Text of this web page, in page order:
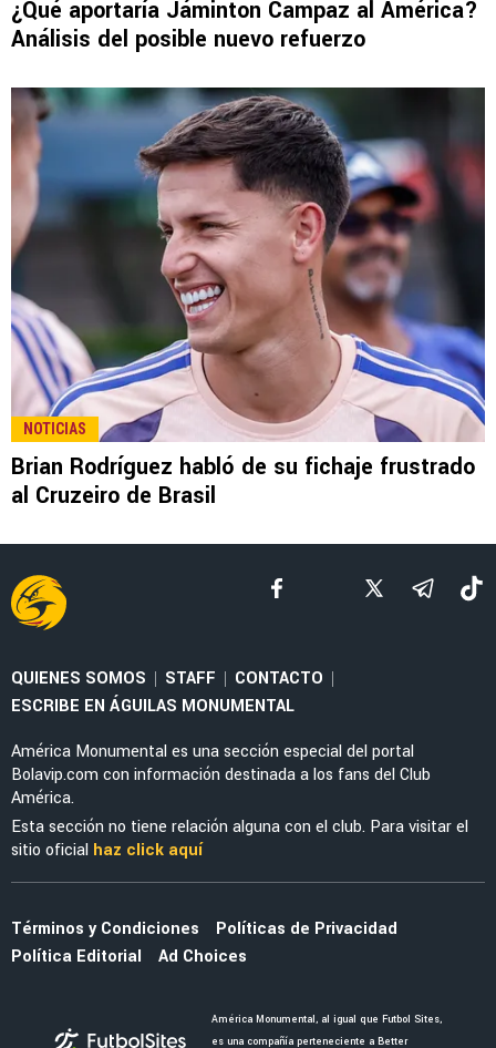
LEE TAMBIÉN
FUERZAS BÁSICAS
DT de América Sub-21 adelantó a la nueva
joya de las Águilas en categorías inferiores